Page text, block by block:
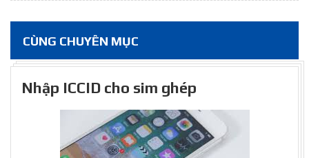
CÙNG CHUYÊN MỤC
Nhập ICCID cho sim ghép